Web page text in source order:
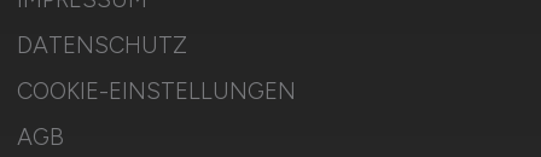
DATENSCHUTZ
COOKIE-EINSTELLUNGEN
AGB